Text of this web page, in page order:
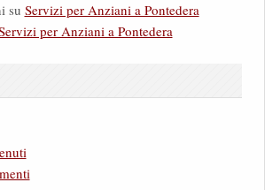
su Servizi per Anziani a Pontedera
per Anziani a Pontedera